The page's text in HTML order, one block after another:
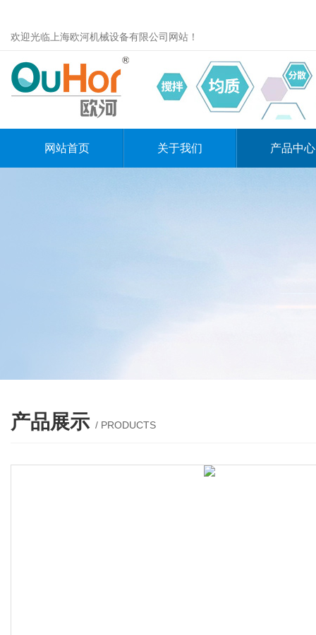
欢迎光临上海欧河机械设备有限公司网站！
网站首页 关于我们 产品中心
产品展示 / PRODUCTS